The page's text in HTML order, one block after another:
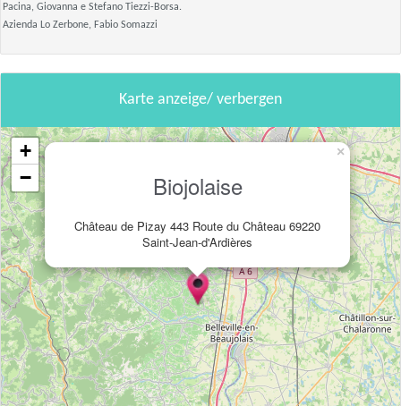
Pacina, Giovanna e Stefano Tiezzi-Borsa.
Azienda Lo Zerbone, Fabio Somazzi
Karte anzeige/ verbergen
Biojolaise
Château de Pizay 443 Route du Château 69220
Saint-Jean-d'Ardières
×
+
−